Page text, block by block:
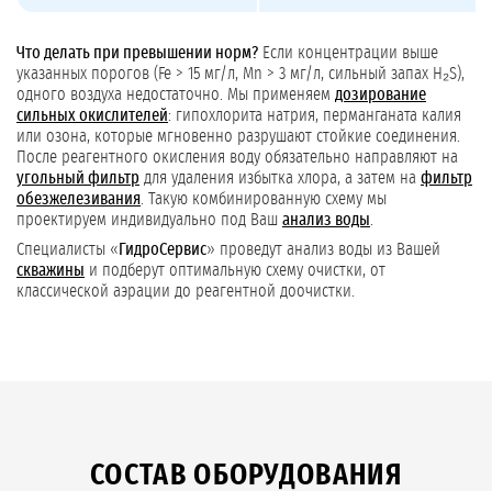
Что делать при превышении норм? Если концентрации выше
указанных порогов (Fe > 15 мг/л, Mn > 3 мг/л, сильный запах H₂S),
одного воздуха недостаточно. Мы применяем дозирование
сильных окислителей: гипохлорита натрия, перманганата калия
или озона, которые мгновенно разрушают стойкие соединения.
После реагентного окисления воду обязательно направляют на
угольный фильтр для удаления избытка хлора, а затем на фильтр
обезжелезивания . Такую комбинированную схему мы
проектируем индивидуально под Ваш анализ воды
Специалисты «ГидроСервис» проведут анализ воды из Вашей
скважины и подберут оптимальную схему очистки, от
классической аэрации до реагентной доочистки.
СОСТАВ ОБОРУДОВАНИЯ